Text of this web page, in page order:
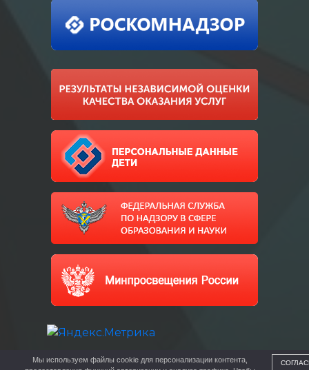
Мы используем файлы cookie для персонализации контента,